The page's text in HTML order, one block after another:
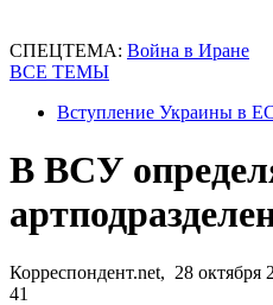
СПЕЦТЕМА: Война в Иране
ВСЕ ТЕМЫ
Вступление Украины в
В ВСУ
Корреспондент.net, 28 октября
41